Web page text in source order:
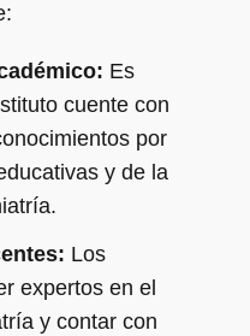
Es
cuente con
por
y de la
Los
expertos en el
y contar con